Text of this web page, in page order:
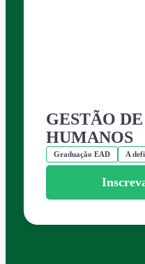
GESTÃO
HUMANOS
Graduação EAD A